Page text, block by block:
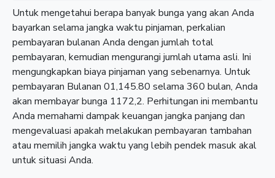
Untuk mengetahui berapa banyak bunga yang akan Anda
bayarkan selama jangka waktu pinjaman, perkalian
pembayaran bulanan Anda dengan jumlah total
pembayaran, kemudian mengurangi jumlah utama asli. Ini
mengungkapkan biaya pinjaman yang sebenarnya. Untuk
pembayaran Bulanan 01,145.80 selama 360 bulan, Anda
akan membayar bunga 1172,2. Perhitungan ini membantu
Anda memahami dampak keuangan jangka panjang dan
mengevaluasi apakah melakukan pembayaran tambahan
atau memilih jangka waktu yang lebih pendek masuk akal
untuk situasi Anda.